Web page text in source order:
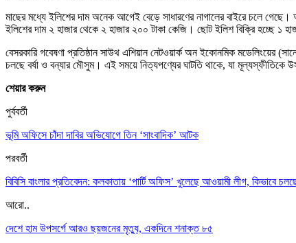
মাছের মধ্যে ইলিশের দাম অনেক আগেই বেড়ে সাধারণের নাগালের বাইরে চলে
ইলিশের দাম ২ হাজার থেকে ২ হাজার ২০০ টাকা কেজি। ছোট ইলিশ বিক্রি হচ্ছে ১
বেসরকারি গবেষণা প্রতিষ্ঠান সাউথ এশিয়ান নেটওয়ার্ক অন ইকোনমিক মডেলিংয়ের
চলছে বর্ষা ও বন্যার মৌসুম। এই সময়ে নিত্যপণ্যের ঘাটতি থাকে, যা মূল্যস্ফীতিকে
শেয়ার করুন
পুর্ববর্তী
ভূমি অফিসে চাঁদা দাবির অভিযোগে তিন ‘সাংবাদিক’ আটক
পরবর্তী
বিবিসি বাংলার প্রতিবেদন: কলকাতায় ‘পার্টি অফিস’ খুলেছে আওয়ামী লীগ, কিভাবে
আরো..
দেশে হাম উপসর্গে আরও ছয়জনের মৃত্যু, একদিনে শনাক্ত ৮৫